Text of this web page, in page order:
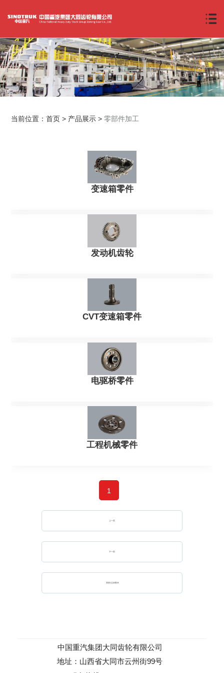
当前位置：首页 > 产品展示 >零部件加工
变速箱零件
发动机齿轮
CVT变速箱零件
电驱桥零件
工程机械零件
1
上一页
下一页
第1/1总条数: 5
中国重汽集团大同齿轮有限公司
地址：山西省大同市云州街99号